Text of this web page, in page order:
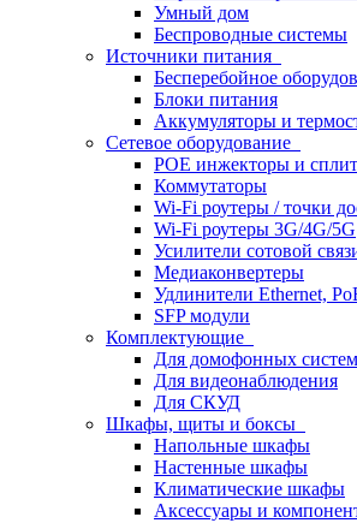
Умный дом
Беспроводные системы
Источники питания
Бесперебойное
Блоки питания
Аккумуляторы и
Сетевое оборудование
POE инжекторы и
Коммутаторы
Wi-Fi роутеры / точки
Wi-Fi роутеры 3G/4G/5G
Усилители сотовой
Медиаконвертеры
Удлинители Ethernet,
SFP модули
Комплектующие
Для домофонных систем
Для видеонаблюдения
Для СКУД
Шкафы, щиты и боксы
Напольные шкафы
Настенные шкафы
Климатические шкафы
Аксессуары и